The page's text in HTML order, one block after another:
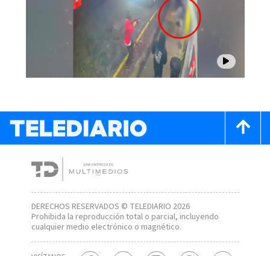
DERECHOS RESERVADOS © TELEDIARIO 2026
Prohibida la reproducción total o parcial, incluyendo
cualquier medio electrónico o magnético.